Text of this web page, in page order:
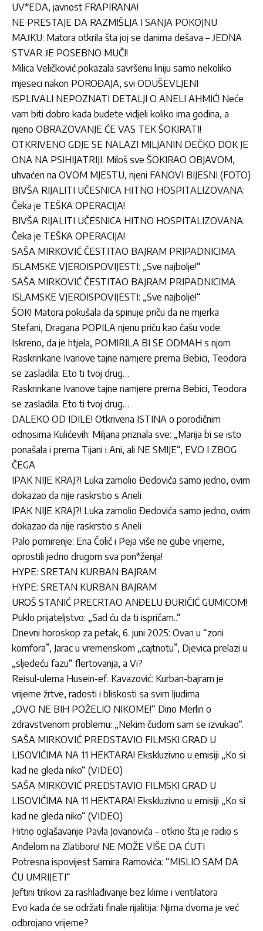
UV*EDA, javnost FRAPIRANA!
NE PRESTAJE DA RAZMIŠLJA I SANJA POKOJNU
MAЈKU: Matora otkrila šta joj se danima dešava – ЈEDNA
STVAR ЈE POSEBNO MUČI!
Milica Veličković pokazala savršenu liniju samo nekoliko
mjeseci nakon POROĐAJA, svi ODUŠEVLJENI
ISPLIVALI NEPOZNATI DETALJI O ANELI AHMIĆ! Neće
vam biti dobro kada budete vidjeli koliko ima godina, a
njeno OBRAZOVANJE ĆE VAS TEK ŠOKIRATI!
OTKRIVENO GDJE SE NALAZI MILJANIN DEČKO DOK JE
ONA NA PSIHIJATRIJI: Miloš sve ŠOKIRAO OBJAVOM,
uhvaćen na OVOM MJESTU, njeni FANOVI BIJESNI (FOTO)
BIVŠA RIJALITI UČESNICA HITNO HOSPITALIZOVANA:
Čeka je TEŠKA OPERACIJA!
BIVŠA RIJALITI UČESNICA HITNO HOSPITALIZOVANA:
Čeka je TEŠKA OPERACIJA!
SAŠA MIRKOVIĆ ČESTITAO BAJRAM PRIPADNICIMA
ISLAMSKE VJEROISPOVIJESTI: „Sve najbolje!“
SAŠA MIRKOVIĆ ČESTITAO BAJRAM PRIPADNICIMA
ISLAMSKE VJEROISPOVIJESTI: „Sve najbolje!“
ŠOK! Matora pokušala da spinuje priču da ne mjerka
Stefani, Dragana POPILA njenu priču kao čašu vode:
Iskreno, da je htjela, POMIRILA BI SE ODMAH s njom
Raskrinkane Ivanove tajne namjere prema Bebici, Teodora
se zasladila: Eto ti tvoj drug…
Raskrinkane Ivanove tajne namjere prema Bebici, Teodora
se zasladila: Eto ti tvoj drug…
DALEKO OD IDILE! Otkrivena ISTINA o porodičnim
odnosima Kulićevih: Miljana priznala sve: „Marija bi se isto
ponašala i prema Tijani i Ani, ali NE SMIJE“, EVO I ZBOG
ČEGA
IPAK NIJE KRAJ?! Luka zamolio Đedovića samo jedno, ovim
dokazao da nije raskrstio s Aneli
IPAK NIJE KRAJ?! Luka zamolio Đedovića samo jedno, ovim
dokazao da nije raskrstio s Aneli
Palo pomirenje: Ena Čolić i Peja više ne gube vrijeme,
oprostili jedno drugom sva pon*ženja!
HYPE: SRETAN KURBAN BAJRAM
HYPE: SRETAN KURBAN BAJRAM
UROŠ STANIĆ PRECRTAO ANĐELU ĐURIČIĆ GUMICOM!
Puklo prijateljstvo: „Sad ću da ti ispričam..“
Dnevni horoskop za petak, 6. juni 2025: Ovan u “zoni
komfora”, Jarac u vremenskom „cajtnotu”, Djevica prelazi u
„sljedeću fazu“ flertovanja, a Vi?
Reisul-ulema Husein-ef. Kavazović: Kurban-bajram je
vrijeme žrtve, radosti i bliskosti sa svim ljudima
„OVO NE BIH POŽELIO NIKOME!“ Dino Merlin o
zdravstvenom problemu: „Nekim čudom sam se izvukao“.
SAŠA MIRKOVIĆ PREDSTAVIO FILMSKI GRAD U
LISOVIĆIMA NA 11 HEKTARA! Ekskluzivno u emisiji „Ko si
kad ne gleda niko“ (VIDEO)
SAŠA MIRKOVIĆ PREDSTAVIO FILMSKI GRAD U
LISOVIĆIMA NA 11 HEKTARA! Ekskluzivno u emisiji „Ko si
kad ne gleda niko“ (VIDEO)
Hitno oglašavanje Pavla Jovanovića – otkrio šta je radio s
Anđelom na Zlatiboru! NE MOŽE VIŠE DA ĆUTI
Potresna ispovijest Samira Ramovića: “MISLIO SAM DA
ĆU UMRIJETI“
Jeftini trikovi za rashlađivanje bez klime i ventilatora
Evo kada će se održati finale rijalitija: Njima dvoma je već
odbrojano vrijeme?